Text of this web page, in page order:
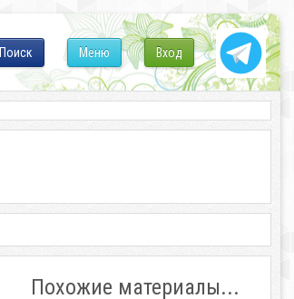
Вход
Меню
Поиск
Похожие материалы...